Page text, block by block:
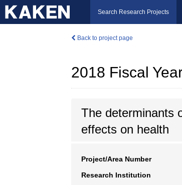
Search Research Projects
Back to project page
2018 Fiscal
The determinants
effects on health
Project/Area Number
Research Institution